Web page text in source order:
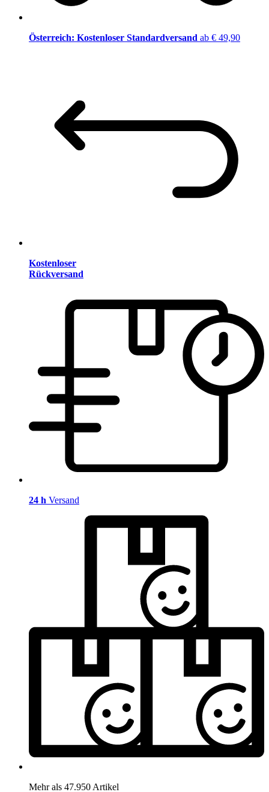
Österreich: Kostenloser Standardversand ab € 49,90
Kostenloser
Rückversand
24 h Versand
Mehr als 47.950 Artikel